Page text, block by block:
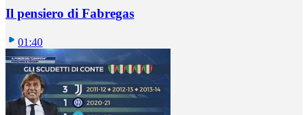
Il pensiero di Fabregas
01:40